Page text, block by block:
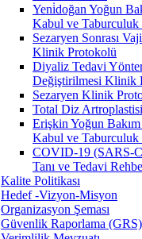
Yeni̇doğan Yoğun
Kabul ve
Sezaryen Sonrası
Klinik Protokolü
Diyaliz Tedavi
Değiştirilmesi Klinik
Sezaryen Klinik
Total Diz
Erişkin Yoğun
Kabul ve
COVID-19 (SARS-
Tanı ve Tedavi
Kalite Politikası
Hedef -Vizyon-Misyon
Organizasyon Şeması
Güvenlik Raporlama (GRS)